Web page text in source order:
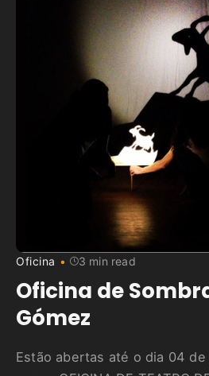
Oficina 3 min read
Oficina de
Gómez
Estão abertas até o dia 04